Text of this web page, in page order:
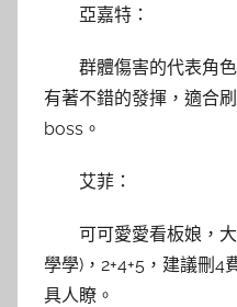
亞嘉特：
群體傷害的代表角
有著不錯的發揮，適合
boss。
艾菲：
可可愛愛看板娘，
學學)，2+4+5，建議刪4
具人瞭。